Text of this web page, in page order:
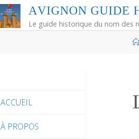
AVIGNON GUIDE
Le guide historique du nom des
ACCUEIL
À PROPOS